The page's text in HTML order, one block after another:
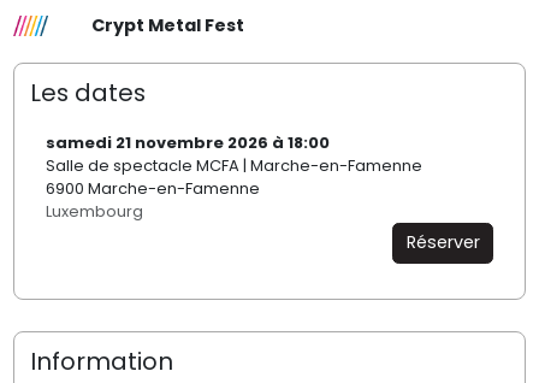
Crypt Metal Fest
Les dates
samedi 21 novembre 2026 à 18:00
Salle de spectacle MCFA | Marche-en-Famenne
6900 Marche-en-Famenne
Luxembourg
Réserver
Information